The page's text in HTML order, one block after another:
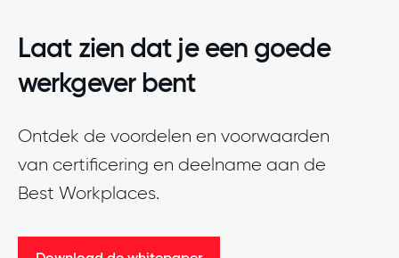
Laat zien dat je een goede
werkgever bent
Ontdek de voordelen en voorwaarden
van certificering en deelname aan de
Best Workplaces.